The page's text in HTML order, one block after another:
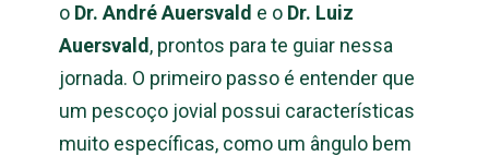
o Dr. André Auersvald e o Dr. Luiz
Auersvald, prontos para te guiar nessa
jornada. O primeiro passo é entender que
um pescoço jovial possui características
muito específicas, como um ângulo bem